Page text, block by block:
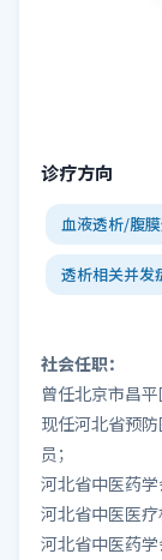
诊疗方向
血液透析/腹
透析相关并发
社会任职：
曾任北京市昌
现任河北省预
员；
河北省中医药学
河北省中医医
河北省中医药学